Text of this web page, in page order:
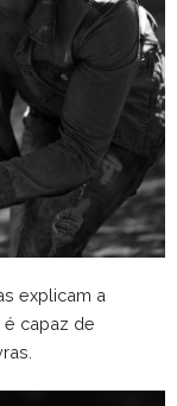
explicam a
capaz de